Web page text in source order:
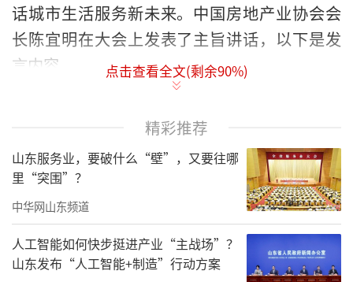
话城市生活服务新未来。中国房地产业协会会
长陈宜明在大会上发表了主旨讲话，以下是发
言内容。
点击查看全文(剩余90%)
精彩推荐
山东服务业，要破什么“壁”，又要往哪
里“突围”？
中华网山东频道
人工智能如何快步挺进产业“主战场”？
山东发布“人工智能+制造”行动方案